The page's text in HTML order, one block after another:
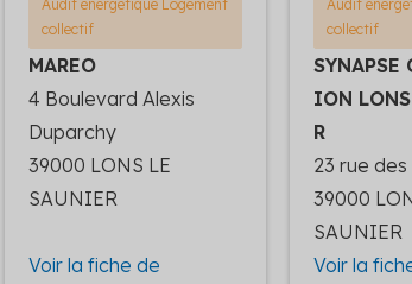
Audit energetique Logement
collectif
MAREO
4 Boulevard Alexis
Duparchy
39000 LONS LE
SAUNIER
Voir la fiche de
Audit
collectif
SYNAPSE
ION
R
23 rue des
39000
SAUNIER
Voir la